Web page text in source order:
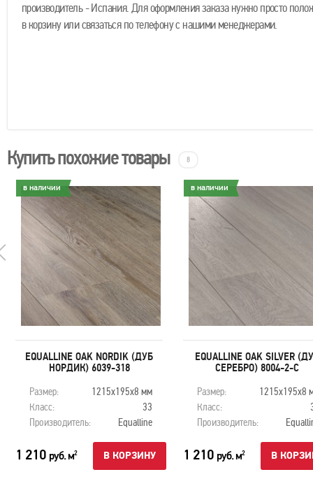
производитель - Испания. Для оформления заказа нужно просто
в корзину или связаться по телефону с нашими менеджерами.
Купить похожие товары 8
в наличии
EQUALLINE OAK NORDIK (ДУБ
НОРДИК) 6039-318
Размер:
1215х195х8 мм
Класс:
33
Производитель:
Equalline
1 210 руб. м2 В КОРЗИНУ
в наличии
EQUALLINE OAK SILVER
СЕРЕБРО) 8004-2-С
Размер:
1215х195х8
Класс:
Производитель:
1 210 руб. м2 В